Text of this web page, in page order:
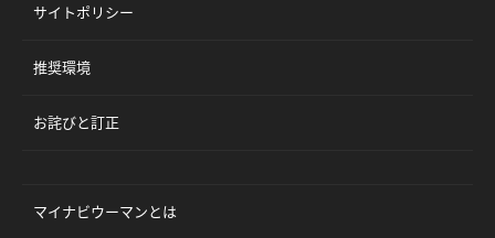
サイトポリシー
推奨環境
お詫びと訂正
マイナビウーマンとは